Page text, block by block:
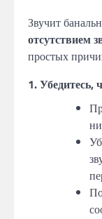
Звучит
отсутствием
простых
1. Убедитесь,